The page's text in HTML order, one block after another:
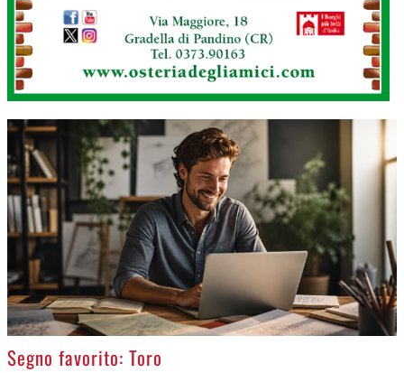
>
Segno favorito: Toro